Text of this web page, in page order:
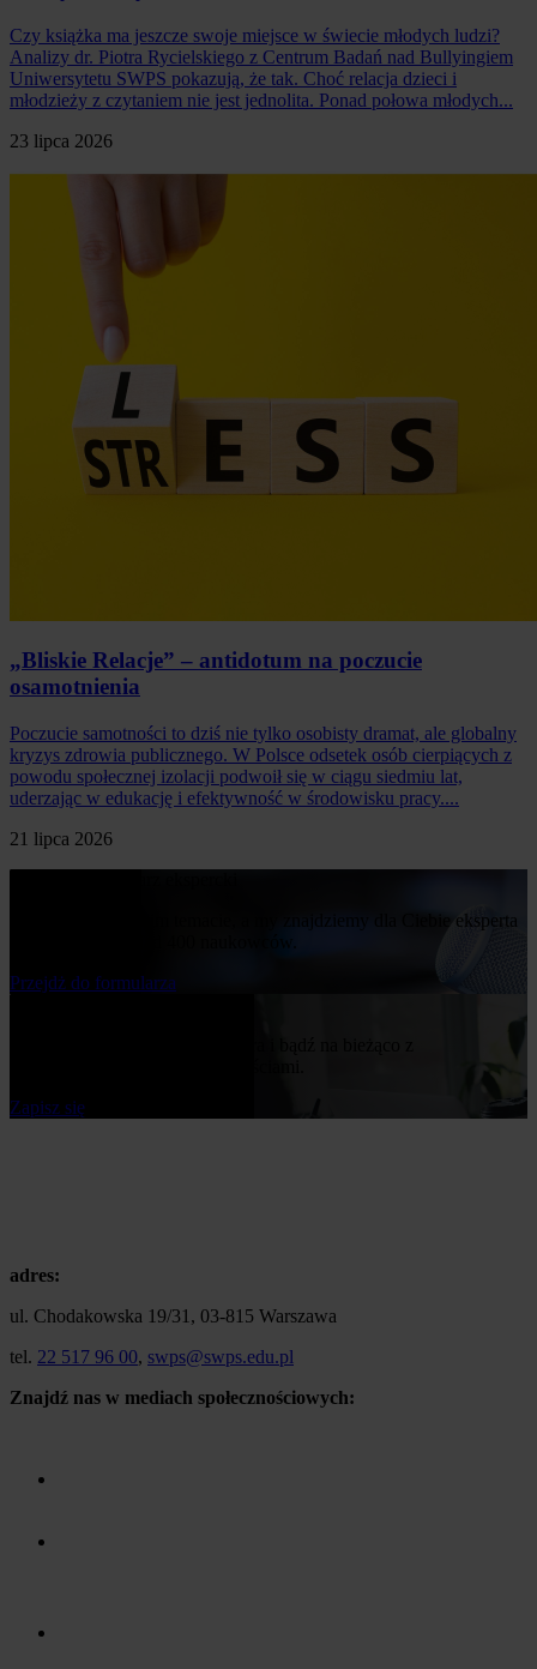
Czy książka ma jeszcze swoje miejsce w świecie młodych ludzi?
Analizy dr. Piotra Rycielskiego z Centrum Badań nad Bullyingiem
Uniwersytetu SWPS pokazują, że tak. Choć relacja dzieci i
młodzieży z czytaniem nie jest jednolita. Ponad połowa młodych...
23 lipca 2026
„Bliskie Relacje” – antidotum na poczucie
osamotnienia
Poczucie samotności to dziś nie tylko osobisty dramat, ale globalny
kryzys zdrowia publicznego. W Polsce odsetek osób cierpiących z
powodu społecznej izolacji podwoił się w ciągu siedmiu lat,
uderzając w edukację i efektywność w środowisku pracy....
21 lipca 2026
Napisz nam o swoim temacie, a my znajdziemy dla Ciebie eksperta
Przejdż do formularza
Zapisz się
adres:
ul. Chodakowska 19/31, 03-815 Warszawa
tel. 22 517 96 00, swps@swps.edu.pl
Znajdź nas w mediach społecznościowych: